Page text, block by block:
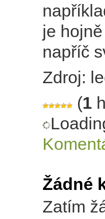
je
napříč
Zdroj:
(1
Žádné
Zatím